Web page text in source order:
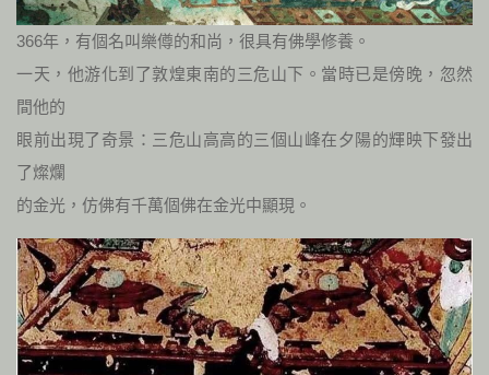
366年，有個名叫樂僔的和尚，很具有佛學修養。
一天，他游化到了敦煌東南的三危山下。當時已是傍晚，忽然
間他的
眼前出現了奇景：三危山高高的三個山峰在夕陽的輝映下發出
了燦爛
的金光，仿佛有千萬個佛在金光中顯現。